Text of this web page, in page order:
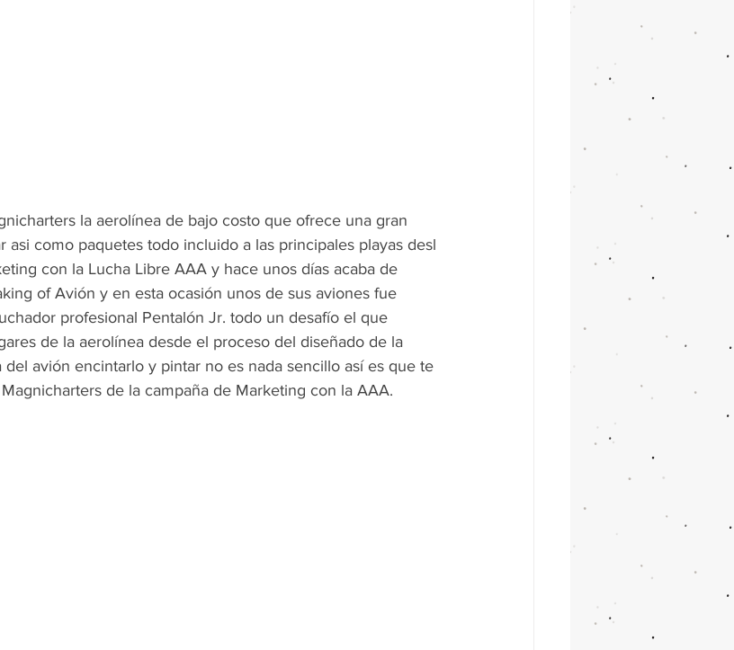
la aerolínea de bajo costo que ofrece una gran
asi como paquetes todo incluido a las principales playas desl
con la Lucha Libre AAA y hace unos días acaba de
of Avión y en esta ocasión unos de sus aviones fue
profesional Pentalón Jr. todo un desafío el que
de la aerolínea desde el proceso del diseñado de la
del avión encintarlo y pintar no es nada sencillo así es que te
de la campaña de Marketing con la AAA.